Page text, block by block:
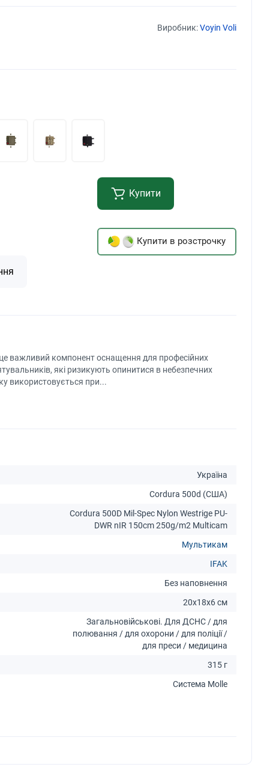
Виробник:Voyin Voli
Купити
Купити в розстрочку
важливий компонент оснащення для професійних
які ризикують опинитися в небезпечних
використовується при...
Україна
Cordura 500d (США)
Cordura 500D Mil-Spec Nylon Westrige PU-
DWR nIR 150cm 250g/m2 Multicam
Мультикам
IFAK
Без наповнення
20x18x6 см
Загальновійськові. Для ДСНС / для
полювання / для охорони / для поліції /
для преси / медицина
315 г
Система Molle